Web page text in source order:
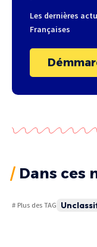
Les dernières
Françaises
Dans ces
# Plus des TAG